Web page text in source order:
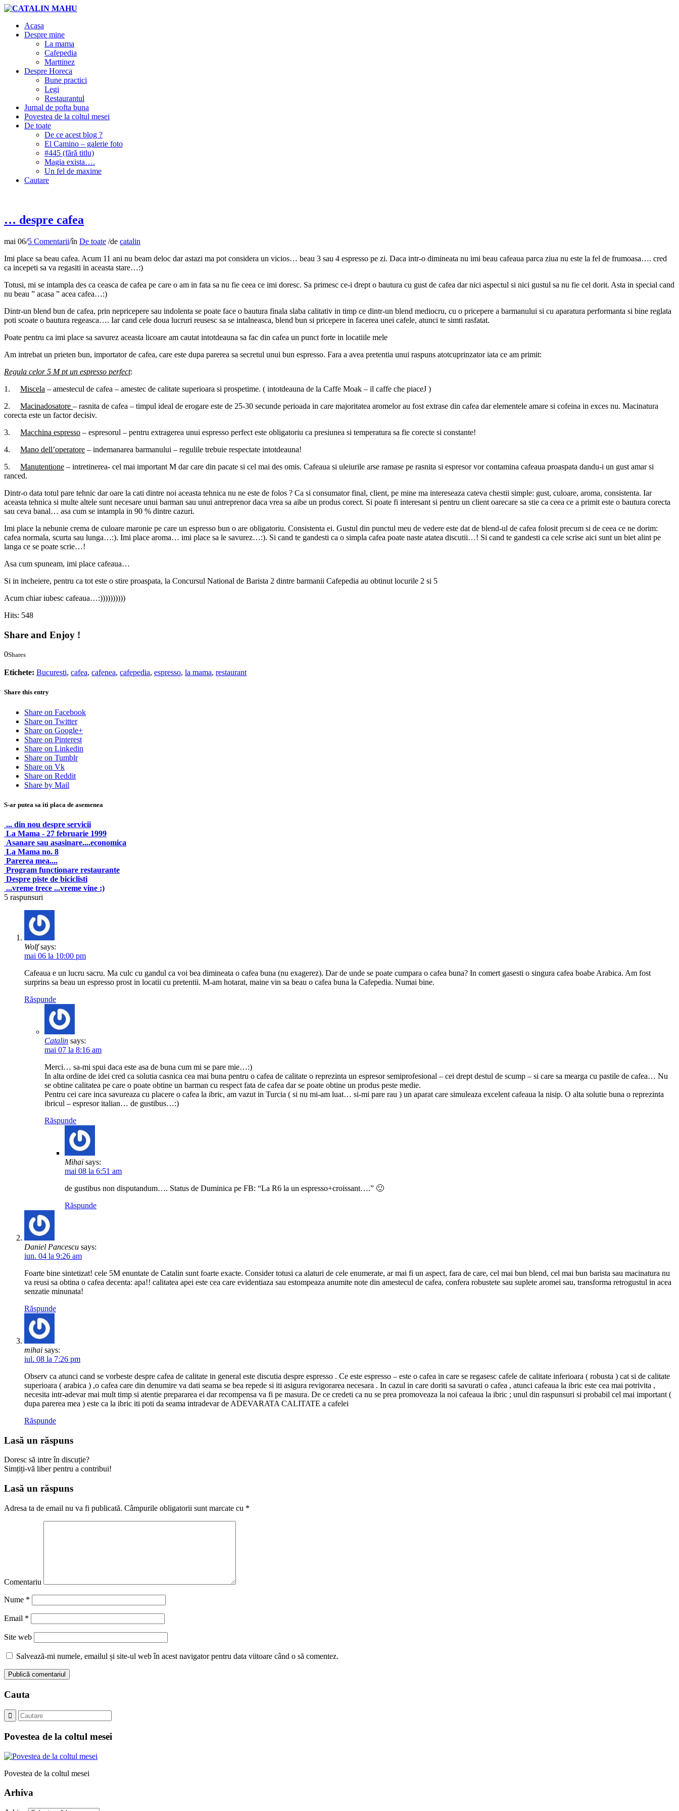
Acasa
Despre mine
La mama
Cafepedia
Marttinez
Despre Horeca
Bune practici
Legi
Restaurantul
Jurnal de pofta buna
Povestea de la coltul mesei
De toate
De ce acest blog ?
El Camino – galerie foto
#445 (fără titlu)
Magia exista….
Un fel de maxime
Cautare
… despre cafea
mai 06/5 Comentarii/în De toate /de catalin
Imi place sa beau cafea. Acum 11 ani nu beam deloc dar astazi ma pot considera un vicios… beau 3 sau 4 espresso pe zi. Daca intr-o dimineata nu imi beau cafeaua parca ziua nu este la fel de frumoasa…. cred
ca incepeti sa va regasiti in aceasta stare…:)
Totusi, mi se intampla des ca ceasca de cafea pe care o am in fata sa nu fie ceea ce imi doresc. Sa primesc ce-i drept o bautura cu gust de cafea dar nici aspectul si nici gustul sa nu fie cel dorit. Asta in special cand
nu beau ” acasa ” acea cafea…:)
Dintr-un blend bun de cafea, prin nepricepere sau indolenta se poate face o bautura finala slaba calitativ in timp ce dintr-un blend mediocru, cu o pricepere a barmanului si cu aparatura performanta si bine reglata
poti scoate o bautura regeasca…. Iar cand cele doua lucruri reusesc sa se intalneasca, blend bun si pricepere in facerea unei cafele, atunci te simti rasfatat.
Poate pentru ca imi place sa savurez aceasta licoare am cautat intotdeauna sa fac din cafea un punct forte in locatiile mele
Am intrebat un prieten bun, importator de cafea, care este dupa parerea sa secretul unui bun espresso. Fara a avea pretentia unui raspuns atotcuprinzator iata ce am primit:
Regula celor 5 M pt un espresso perfect:
1. Miscela – amestecul de cafea – amestec de calitate superioara si prospetime. ( intotdeauna de la Caffe Moak – il caffe che piaceJ )
2. Macinadosatore – rasnita de cafea – timpul ideal de erogare este de 25-30 secunde perioada in care majoritatea aromelor au fost extrase din cafea dar elementele amare si cofeina in exces nu. Macinatura
corecta este un factor decisiv.
3. Macchina espresso – espresorul – pentru extragerea unui espresso perfect este obligatoriu ca presiunea si temperatura sa fie corecte si constante!
4. Mano dell’operatore – indemanarea barmanului – regulile trebuie respectate intotdeauna!
5. Manutentione – intretinerea- cel mai important M dar care din pacate si cel mai des omis. Cafeaua si uleiurile arse ramase pe rasnita si espresor vor contamina cafeaua proaspata dandu-i un gust amar si
ranced.
Dintr-o data totul pare tehnic dar oare la cati dintre noi aceasta tehnica nu ne este de folos ? Ca si consumator final, client, pe mine ma intereseaza cateva chestii simple: gust, culoare, aroma, consistenta. Iar
aceasta tehnica si multe altele sunt necesare unui barman sau unui antreprenor daca vrea sa aibe un produs corect. Si poate fi interesant si pentru un client oarecare sa stie ca ceea ce a primit este o bautura corecta
sau ceva banal… asa cum se intampla in 90 % dintre cazuri.
Imi place la nebunie crema de culoare maronie pe care un espresso bun o are obligatoriu. Consistenta ei. Gustul din punctul meu de vedere este dat de blend-ul de cafea folosit precum si de ceea ce ne dorim:
cafea normala, scurta sau lunga…:). Imi place aroma… imi place sa le savurez…:). Si cand te gandesti ca o simpla cafea poate naste atatea discutii…! Si cand te gandesti ca cele scrise aici sunt un biet alint pe
langa ce se poate scrie…!
Asa cum spuneam, imi place cafeaua…
Si in incheiere, pentru ca tot este o stire proaspata, la Concursul National de Barista 2 dintre barmanii Cafepedia au obtinut locurile 2 si 5
Acum chiar iubesc cafeaua…:))))))))))
Hits: 548
Share and Enjoy !
0Shares
Etichete: Bucuresti, cafea, cafenea, cafepedia, espresso, la mama, restaurant
Share this entry
Share on Facebook
Share on Twitter
Share on Google+
Share on Pinterest
Share on Linkedin
Share on Tumblr
Share on Vk
Share on Reddit
Share by Mail
S-ar putea sa iti placa de asemenea
... din nou despre servicii
La Mama - 27 februarie 1999
Asanare sau asasinare....economica
La Mama no. 8
Parerea mea....
Program functionare restaurante
Despre piste de biciclisti
...vreme trece ...vreme vine :)
5 raspunsuri
Wolf says:
mai 06 la 10:00 pm
Cafeaua e un lucru sacru. Ma culc cu gandul ca voi bea dimineata o cafea buna (nu exagerez). Dar de unde se poate cumpara o cafea buna? In comert gasesti o singura cafea boabe Arabica. Am fost
surprins sa beau un espresso prost in locatii cu pretentii. M-am hotarat, maine vin sa beau o cafea buna la Cafepedia. Numai bine.
Răspunde
Catalin says:
mai 07 la 8:16 am
Merci… sa-mi spui daca este asa de buna cum mi se pare mie…:)
In alta ordine de idei cred ca solutia casnica cea mai buna pentru o cafea de calitate o reprezinta un espresor semiprofesional – cei drept destul de scump – si care sa mearga cu pastile de cafea… Nu
se obtine calitatea pe care o poate obtine un barman cu respect fata de cafea dar se poate obtine un produs peste medie.
Pentru cei care inca savureaza cu placere o cafea la ibric, am vazut in Turcia ( si nu mi-am luat… si-mi pare rau ) un aparat care simuleaza excelent cafeaua la nisip. O alta solutie buna o reprezinta
ibricul – espresor italian… de gustibus…:)
Răspunde
Mihai says:
mai 08 la 6:51 am
de gustibus non disputandum…. Status de Duminica pe FB: “La R6 la un espresso+croissant….” 🙂
Răspunde
Daniel Pancescu says:
iun. 04 la 9:26 am
Foarte bine sintetizat! cele 5M enuntate de Catalin sunt foarte exacte. Consider totusi ca alaturi de cele enumerate, ar mai fi un aspect, fara de care, cel mai bun blend, cel mai bun barista sau macinatura nu
va reusi sa obtina o cafea decenta: apa!! calitatea apei este cea care evidentiaza sau estompeaza anumite note din amestecul de cafea, confera robustete sau suplete aromei sau, transforma retrogustul in acea
senzatie minunata!
Răspunde
mihai says:
iul. 08 la 7:26 pm
Observ ca atunci cand se vorbeste despre cafea de calitate in general este discutia despre espresso . Ce este espresso – este o cafea in care se regasesc cafele de calitate inferioara ( robusta ) cat si de calitate
superioara ( arabica ) ,o cafea care din denumire va dati seama se bea repede si iti asigura revigorarea necesara . In cazul in care doriti sa savurati o cafea , atunci cafeaua la ibric este cea mai potrivita ,
necesita intr-adevar mai mult timp si atentie prepararea ei dar recompensa va fi pe masura. De ce credeti ca nu se prea promoveaza la noi cafeaua la ibric ; unul din raspunsuri si probabil cel mai important (
dupa parerea mea ) este ca la ibric iti poti da seama intradevar de ADEVARATA CALITATE a cafelei
Răspunde
Lasă un răspuns
Doresc să intre în discuție?
Simțiți-vă liber pentru a contribui!
Lasă un răspuns
Adresa ta de email nu va fi publicată. Câmpurile obligatorii sunt marcate cu *
Comentariu
Nume *
Email *
Site web
Salvează-mi numele, emailul și site-ul web în acest navigator pentru data viitoare când o să comentez.
Cauta
Povestea de la coltul mesei
Povestea de la coltul mesei
Arhiva